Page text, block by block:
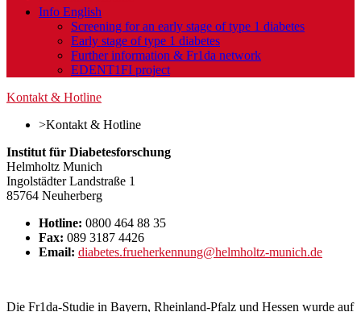
Info English
Screening for an early stage of type 1 diabetes
Early stage of type 1 diabetes
Further information & Fr1da network
EDENT1FI project
Kontakt & Hotline
>Kontakt & Hotline
Institut für Diabetesforschung
Helmholtz Munich
Ingolstädter Landstraße 1
85764 Neuherberg
Hotline: 0800 464 88 35
Fax: 089 3187 4426
Email: diabetes.frueherkennung@helmholtz-munich.de
Die Fr1da-Studie in Bayern, Rheinland-Pfalz und Hessen wurde auf